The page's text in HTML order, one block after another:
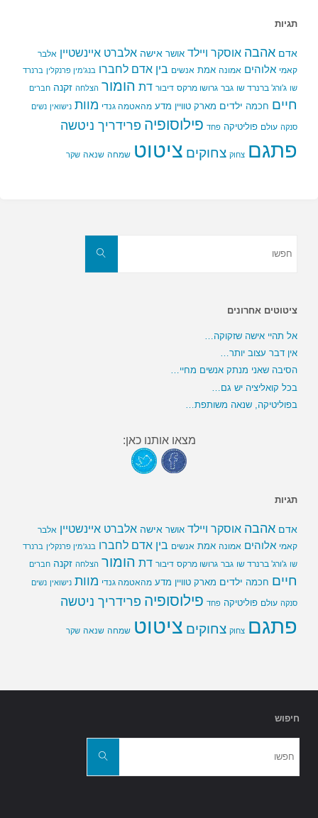
תגיות
אדם אהבה אוסקר ויילד אושר אישה אלברט איינשטיין אלבר
קאמי אלוהים אמונה אמת אנשים בין אדם לחברו בנג'מין פרנקלין ברנרד
שו ג'ורג' ברנרד שו גבר גרושו מרקס דיבור דת הומור הצלחה זקנה חברים
חיים חכמה ילדים מארק טוויין מדע מהאטמה גנדי מוות נישואין נשים
סנקה עולם פוליטיקה פחד פילוסופיה פרידריך ניטשה
פתגם צחוק צחוקים ציטוט שמחה שנאה שקר
חפשו
ציטוטים אחרונים
אל תהיי אישה שזקוקה…
אין דבר עצוב יותר…
הסיבה שאני מנתק אנשים מחיי…
בכל קואליציה יש גם…
בפוליטיקה, שנאה משותפת…
מצאו אותנו כאן:
תגיות
אדם אהבה אוסקר ויילד אושר אישה אלברט איינשטיין אלבר
קאמי אלוהים אמונה אמת אנשים בין אדם לחברו בנג'מין פרנקלין ברנרד
שו ג'ורג' ברנרד שו גבר גרושו מרקס דיבור דת הומור הצלחה זקנה חברים
חיים חכמה ילדים מארק טוויין מדע מהאטמה גנדי מוות נישואין נשים
סנקה עולם פוליטיקה פחד פילוסופיה פרידריך ניטשה
פתגם צחוק צחוקים ציטוט שמחה שנאה שקר
חיפוש
חפשו